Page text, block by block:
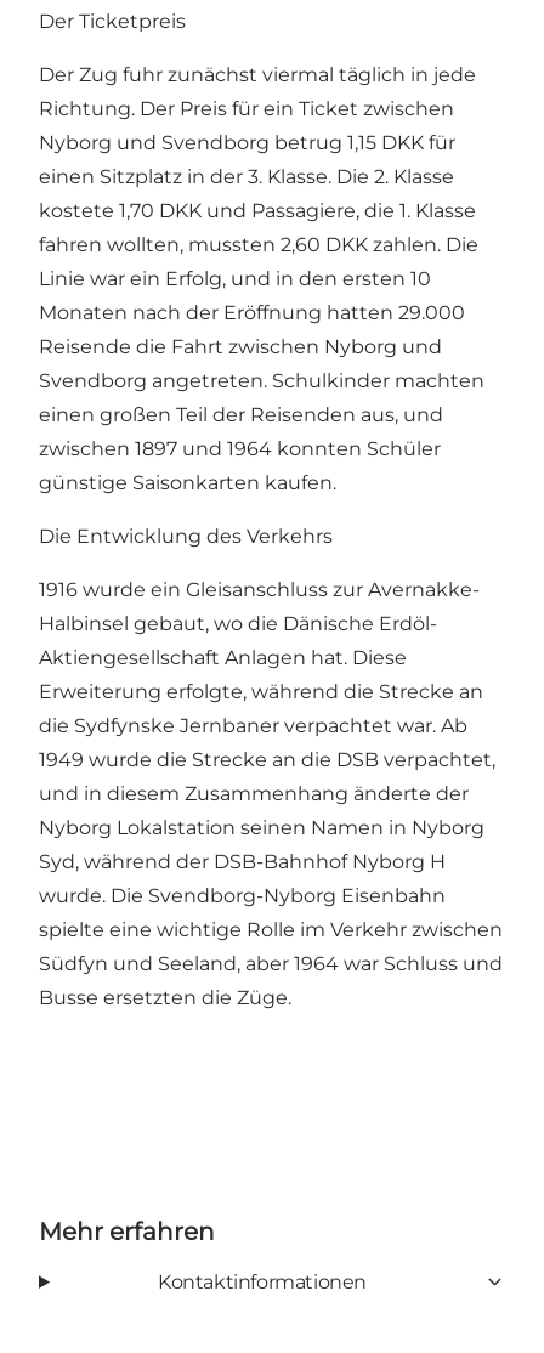
Der Ticketpreis
Der Zug fuhr zunächst viermal täglich in jede
Richtung. Der Preis für ein Ticket zwischen
Nyborg und Svendborg betrug 1,15 DKK für
einen Sitzplatz in der 3. Klasse. Die 2. Klasse
kostete 1,70 DKK und Passagiere, die 1. Klasse
fahren wollten, mussten 2,60 DKK zahlen. Die
Linie war ein Erfolg, und in den ersten 10
Monaten nach der Eröffnung hatten 29.000
Reisende die Fahrt zwischen Nyborg und
Svendborg angetreten. Schulkinder machten
einen großen Teil der Reisenden aus, und
zwischen 1897 und 1964 konnten Schüler
günstige Saisonkarten kaufen.
Die Entwicklung des Verkehrs
1916 wurde ein Gleisanschluss zur Avernakke-
Halbinsel gebaut, wo die Dänische Erdöl-
Aktiengesellschaft Anlagen hat. Diese
Erweiterung erfolgte, während die Strecke an
die Sydfynske Jernbaner verpachtet war. Ab
1949 wurde die Strecke an die DSB verpachtet,
und in diesem Zusammenhang änderte der
Nyborg Lokalstation seinen Namen in Nyborg
Syd, während der DSB-Bahnhof Nyborg H
wurde. Die Svendborg-Nyborg Eisenbahn
spielte eine wichtige Rolle im Verkehr zwischen
Südfyn und Seeland, aber 1964 war Schluss und
Busse ersetzten die Züge.
Mehr erfahren
Kontaktinformationen